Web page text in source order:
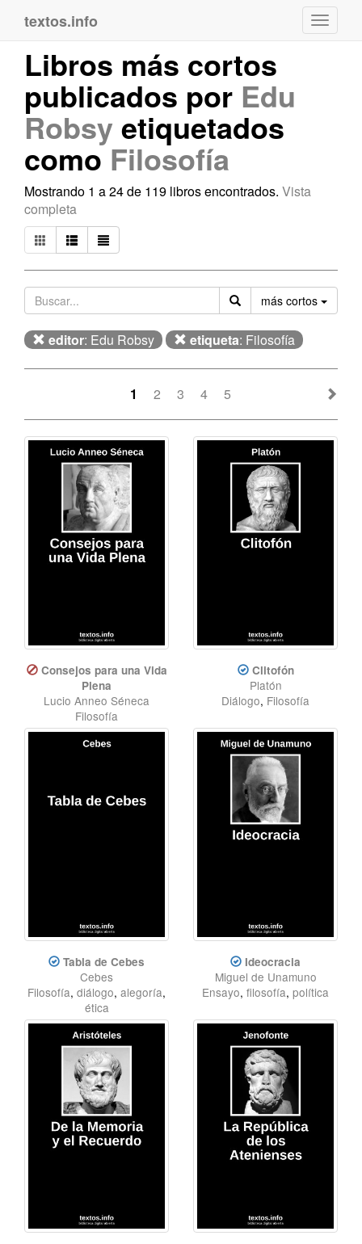
textos.info
Libros más cortos
publicados por Edu
Robsy etiquetados
comoFilosofía
Mostrando 1 a 24 de 119 libros encontrados. Vista
completa
más cortos
editor: Edu Robsy etiqueta: Filosofía
1 2 3 4 5
Consejos para una Vida
Plena
Lucio Anneo Séneca
Filosofía
Clitofón
Platón
Diálogo, Filosofía
Tabla de Cebes
Cebes
Filosofía, diálogo, alegoría,
ética
Ideocracia
Miguel de Unamuno
Ensayo, filosofía, política